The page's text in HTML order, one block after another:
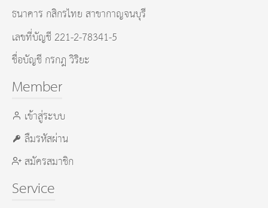
ธนาคาร กสิกรไทย สาขากาญจนบุรี
เลขที่บัญชี 221-2-78341-5
ชื่อบัญชี กรกฎ วิริยะ
Member
เข้าสู่ระบบ
ลืมรหัสผ่าน
สมัครสมาชิก
Service